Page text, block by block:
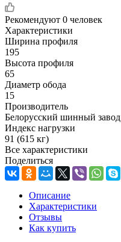
Рекомендуют 0 человек
Характеристики
Ширина профиля
195
Высота профиля
65
Диаметр обода
15
Производитель
Белорусский шинный завод
Индекс нагрузки
91 (615 кг)
Все характеристики
Поделиться
Описание
Характеристики
Отзывы
Как купить